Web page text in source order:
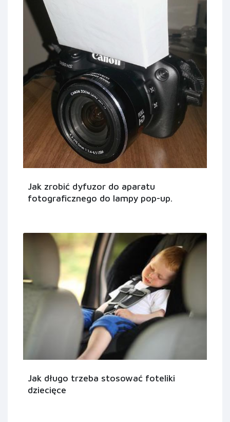
Jak zrobić dyfuzor do aparatu
fotograficznego do lampy pop-up.
Jak długo trzeba stosować foteliki
dziecięce